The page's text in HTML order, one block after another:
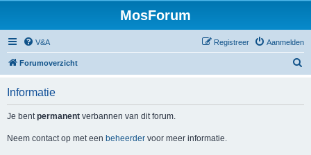
MosForum
V&A Aanmelden
Registreer
Forumoverzicht
Informatie
Je bentpermanent verbannen van dit forum.
Neem contact op met een beheerder voor meer informatie.